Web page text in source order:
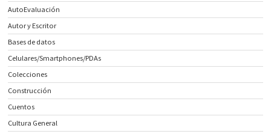
AutoEvaluación
Autor y Escritor
Bases de datos
Celulares/Smartphones/PDAs
Colecciones
Construcción
Cuentos
Cultura General